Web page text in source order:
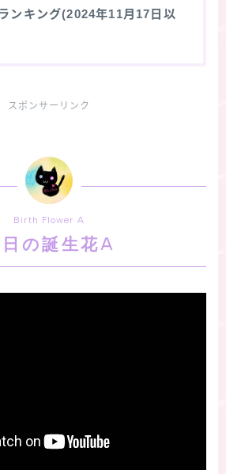
ンキング(2024年11月17日以
スポンサーリンク
Birth Flower A
の誕生花A